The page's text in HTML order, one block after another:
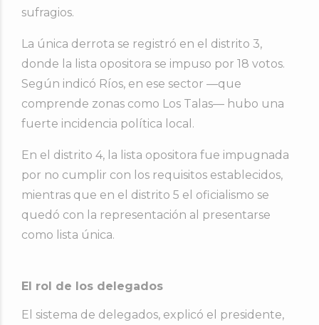
sufragios.
La única derrota se registró en el distrito 3,
donde la lista opositora se impuso por 18 votos.
Según indicó Ríos, en ese sector —que
comprende zonas como Los Talas— hubo una
fuerte incidencia política local.
En el distrito 4, la lista opositora fue impugnada
por no cumplir con los requisitos establecidos,
mientras que en el distrito 5 el oficialismo se
quedó con la representación al presentarse
como lista única.
El rol de los delegados
El sistema de delegados, explicó el presidente,